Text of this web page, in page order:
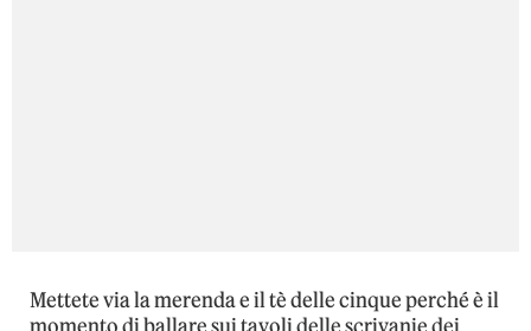
Mettete via la merenda e il tè delle cinque perché è il